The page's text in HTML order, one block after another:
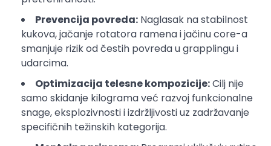
Prevencija povreda: Naglasak na stabilnost
kukova, jačanje rotatora ramena i jačinu core-a
smanjuje rizik od čestih povreda u grapplingu i
udarcima.
Optimizacija telesne kompozicije:Cilj nije
samo skidanje kilograma već razvoj funkcionalne
snage, eksplozivnosti i izdržljivosti uz zadržavanje
specifičnih težinskih kategorija.